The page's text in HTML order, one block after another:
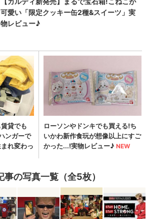
事の写真一覧（全5枚）